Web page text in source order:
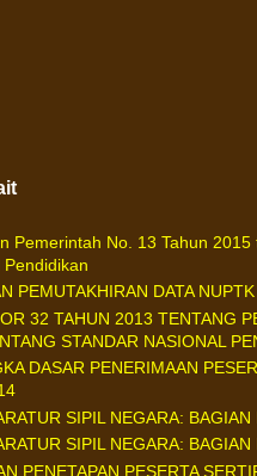
Pemerintah No. 13 Tahun
Pendidikan
PEMUTAKHIRAN DATA
32 TAHUN 2013 TENTANG
STANDAR NASIONAL
DASAR PENERIMAAN
SIPIL NEGARA: BAGIAN
SIPIL NEGARA: BAGIAN
PENETAPAN PESERTA